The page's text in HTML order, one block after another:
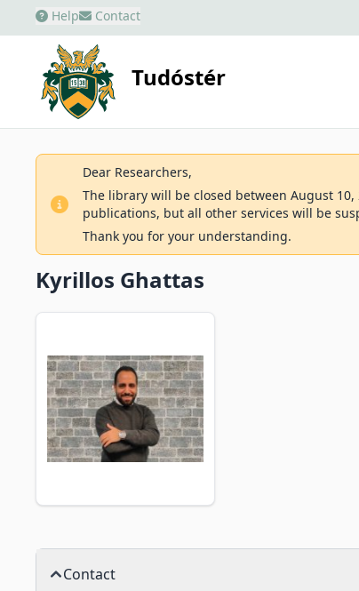
Help Contact
Tudóstér
Dear Researchers,
The library will be closed between August
publications, but all other services will be
Thank you for your understanding.
Kyrillos Ghattas
Contact